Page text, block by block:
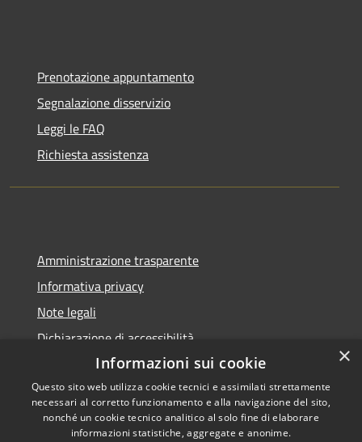
Prenotazione appuntamento
Segnalazione disservizio
Leggi le FAQ
Richiesta assistenza
Amministrazione trasparente
Informativa privacy
Note legali
Dichiarazione di accessibilità
Copyright © 2026 • Città di
Pompei • Powered by
×
Informazioni sui cookie
Questo sito web utilizza cookie tecnici e assimilati strettamente
necessari al corretto funzionamento e alla navigazione del sito,
nonché un cookie tecnico analitico al solo fine di elaborare
informazioni statistiche, aggregate e anonime.